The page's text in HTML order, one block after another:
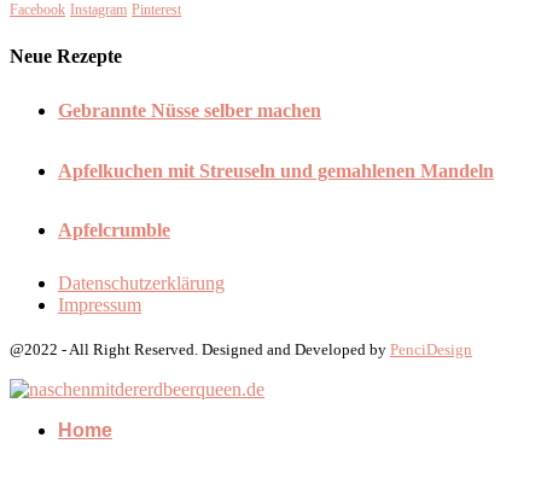
Facebook Instagram Pinterest
Neue Rezepte
Gebrannte Nüsse selber machen
Apfelkuchen mit Streuseln und gemahlenen Mandeln
Apfelcrumble
Datenschutzerklärung
Impressum
@2022 - All Right Reserved. Designed and Developed by PenciDesign
Home